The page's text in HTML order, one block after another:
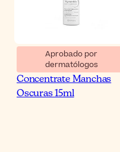
Aprobado por
dermatólogos
Bioderma Pigmentbio C-
Concentrate Manchas
Oscuras 15ml